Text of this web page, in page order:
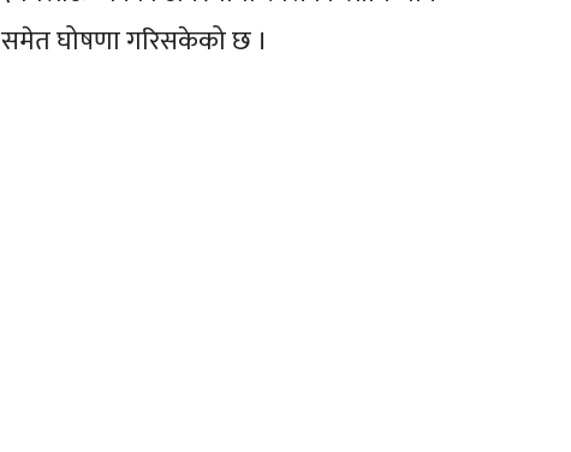
घोषणा गरिसकेको छ ।